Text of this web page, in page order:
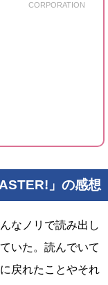
CORPORATION
」の感想
なノリで読み出し
いた。読んでいて
戻れたことやそれ